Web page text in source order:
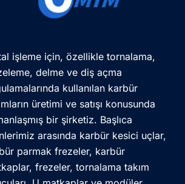
işleme için, özellikle tornalama,
delme ve diş açma
kullanılan karbür
üretimi ve satışı konusunda
bir şirketiz. Başlıca
arasında karbür kesici uçlar,
parmak frezeler, karbür
frezeler, tornalama takım